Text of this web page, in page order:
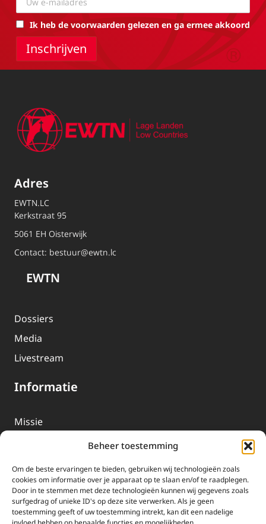
Beheer toestemming
Om de beste ervaringen te bieden, gebruiken wij technologieën zoals
cookies om informatie over je apparaat op te slaan en/of te raadplegen.
Door in te stemmen met deze technologieën kunnen wij gegevens zoals
surfgedrag of unieke ID's op deze site verwerken. Als je geen
toestemming geeft of uw toestemming intrekt, kan dit een nadelige
Ik heb de voorwaarden gelezen en ga ermee akkoord
Adres
EWTN.LC
Kerkstraat 95
5061 EH Oisterwijk
Contact: bestuur@ewtn.lc
EWTN
Dossiers
Media
Livestream
Informatie
Missie
EWTN-Team
Organisatiegegevens